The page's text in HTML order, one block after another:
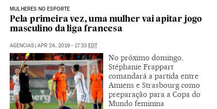
MULHERES NO ESPORTE
Pela primeira vez, uma mulher vai apitar jogo
masculino da liga francesa
AGENCIAS APR 24, 2019 - 17:33 EDT
No próximo domingo,
Stéphanie Frappart
comandará a partida entre
Amiens e Strasbourg como
preparação para a Copa do
Mundo feminina